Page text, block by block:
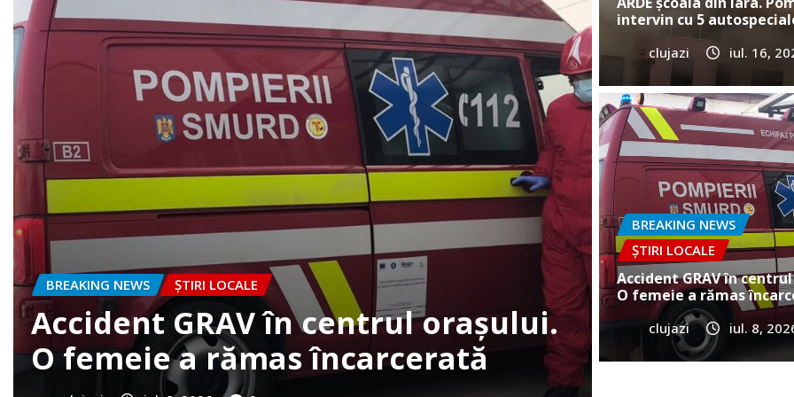
BREAKING NEWS ȘTIRI LOCALE
FOTO. Accident la intrare în Gilău!
BREAKING NEWS ȘTIRI
Cum a
Vultureni?
clujazi iun. 25,
intervin cu 5
clujazi iul. 16,
BREAKING NEWS
ȘTIRI LOCALE
Accident GRAV în
O femeie a rămas
clujazi iul. 8,